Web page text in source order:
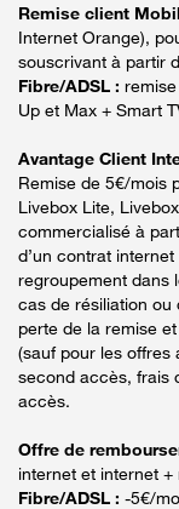
Remise client
Internet Orange),
souscrivant à partir
Fibre/ADSL :
Up et Max + Smart
Avantage Client
Remise de 5€/mois
Livebox Lite,
commercialisé à
d’un contrat
regroupement dans
cas de résiliation
perte de la remise
(sauf pour les offres
second accès, frais
accès.
Offre de
internet et internet +
Fibre/ADSL : -5€/